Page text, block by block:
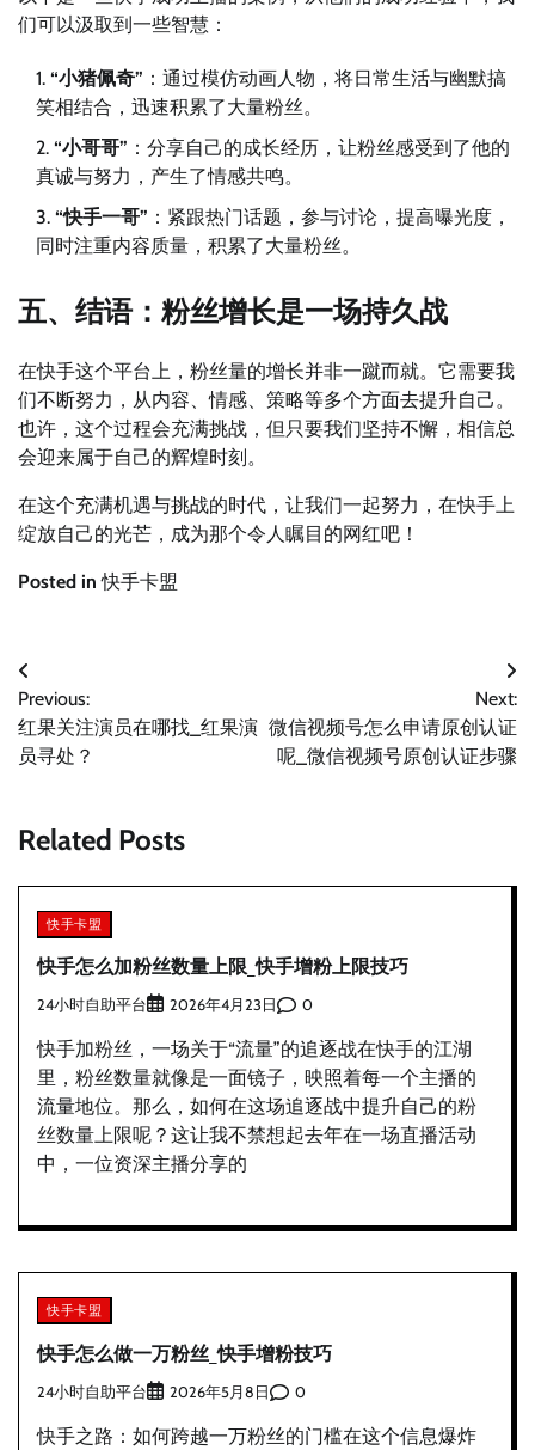
们可以汲取到一些智慧：
“小猪佩奇” ：通过模仿动画人物，将日常生活与幽默搞
笑相结合，迅速积累了大量粉丝。
“小哥哥” ：分享自己的成长经历，让粉丝感受到了他的
真诚与努力，产生了情感共鸣。
“快手一哥” ：紧跟热门话题，参与讨论，提高曝光度，
同时注重内容质量，积累了大量粉丝。
五、结语：粉丝增长是一场持久战
在快手这个平台上，粉丝量的增长并非一蹴而就。它需要我
们不断努力，从内容、情感、策略等多个方面去提升自己。
也许，这个过程会充满挑战，但只要我们坚持不懈，相信总
会迎来属于自己的辉煌时刻。
在这个充满机遇与挑战的时代，让我们一起努力，在快手上
绽放自己的光芒，成为那个令人瞩目的网红吧！
Posted in快手卡盟
文
章
导
Previous:
红果关注演员在哪找_红果演
员寻处？
Next:
微信视频号怎么申请原创认证
呢_微信视频号原创认证步骤
Related Posts
快手卡盟
快手怎么加粉丝数量上限_快手增粉上限技巧
24小时自助平台 2026年4月23日 0
快手加粉丝，一场关于“流量”的追逐战在快手的江湖
里，粉丝数量就像是一面镜子，映照着每一个主播的
流量地位。那么，如何在这场追逐战中提升自己的粉
丝数量上限呢？这让我不禁想起去年在一场直播活动
中，一位资深主播分享的
快手卡盟
快手怎么做一万粉丝_快手增粉技巧
24小时自助平台 2026年5月8日 0
快手之路：如何跨越一万粉丝的门槛在这个信息爆炸